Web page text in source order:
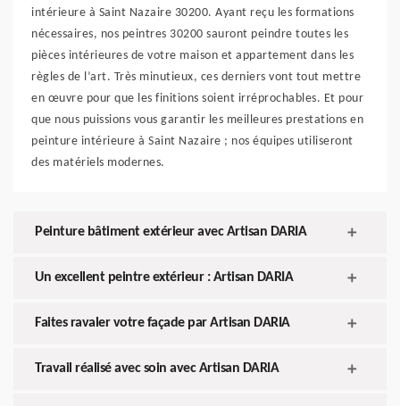
intérieure à Saint Nazaire 30200. Ayant reçu les formations
nécessaires, nos peintres 30200 sauront peindre toutes les
pièces intérieures de votre maison et appartement dans les
règles de l’art. Très minutieux, ces derniers vont tout mettre
en œuvre pour que les finitions soient irréprochables. Et pour
que nous puissions vous garantir les meilleures prestations en
peinture intérieure à Saint Nazaire ; nos équipes utiliseront
des matériels modernes.
Peinture bâtiment extérieur avec Artisan DARIA
Un excellent peintre extérieur : Artisan DARIA
Faites ravaler votre façade par Artisan DARIA
Travail réalisé avec soin avec Artisan DARIA